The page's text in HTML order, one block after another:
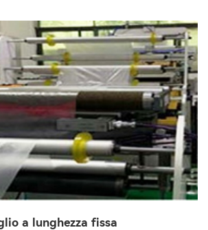
a lunghezza fissa